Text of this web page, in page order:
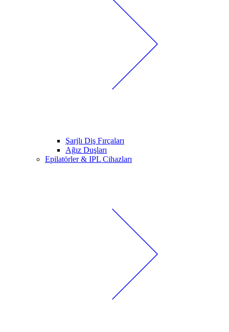
Şarjlı Diş Fırçaları
Ağız Duşları
Epilatörler & IPL Cihazları